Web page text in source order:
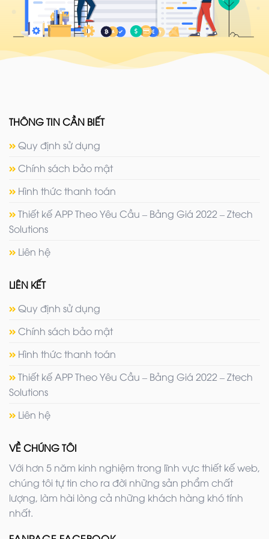
THÔNG TIN CẦN BIẾT
Quy định sử dụng
Chính sách bảo mật
Hình thức thanh toán
Thiết kế APP Theo Yêu Cầu – Bảng Giá 2022 – Ztech
Solutions
Liên hệ
LIÊN KẾT
Quy định sử dụng
Chính sách bảo mật
Hình thức thanh toán
Thiết kế APP Theo Yêu Cầu – Bảng Giá 2022 – Ztech
Solutions
Liên hệ
VỀ CHÚNG TÔI
Với hơn 5 năm kinh nghiệm trong lĩnh vực thiết kế web,
chúng tôi tự tin cho ra đời những sản phẩm chất
lượng, làm hài lòng cả những khách hàng khó tính
nhất.